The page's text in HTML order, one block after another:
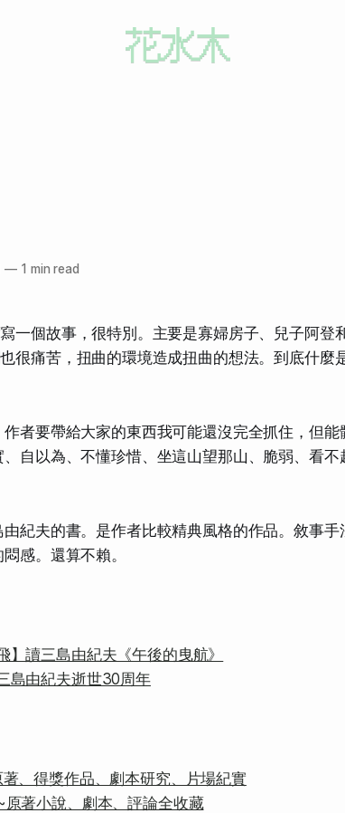
—1 min read
一個故事，很特別。主要是寡婦房子、兒子阿登
很痛苦，扭曲的環境造成扭曲的想法。到底什麼
作者要帶給大家的東西我可能還沒完全抓住，但
自以為、不懂珍惜、坐這山望那山、脆弱、看不
紀夫的書。是作者比較精典風格的作品。敘事手
感。還算不賴。
】讀三島由紀夫《午後的曳航》
由紀夫逝世30周年
、得獎作品、劇本研究、片場紀實
著小說、劇本、評論全收藏